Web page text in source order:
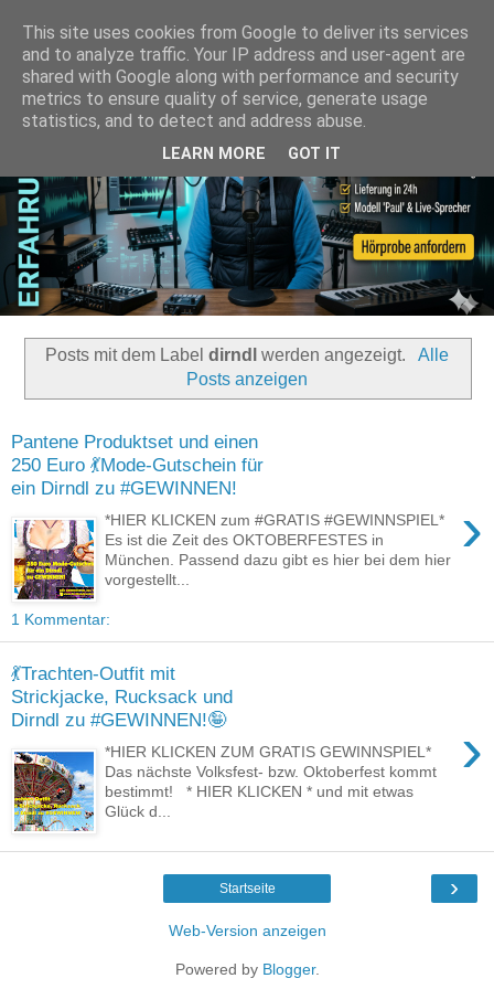
Posts mit dem Labeldirndl werden angezeigt.
Alle
Posts anzeigen
Pantene Produktset und einen
250 Euro 💃Mode-Gutschein für
ein Dirndl zu #GEWINNEN!
›
*HIER KLICKEN zum #GRATIS #GEWINNSPIEL*
Es ist die Zeit des OKTOBERFESTES in
München. Passend dazu gibt es hier bei dem hier
vorgestellt...
1 Kommentar:
💃Trachten-Outfit mit
Strickjacke, Rucksack und
Dirndl zu #GEWINNEN!🤪
›
*HIER KLICKEN ZUM GRATIS GEWINNSPIEL*
Das nächste Volksfest- bzw. Oktoberfest kommt
bestimmt! * HIER KLICKEN * und mit etwas
Glück d...
›
Startseite
Web-Version anzeigen
Powered by Blogger.
This site uses cookies from Google to deliver its services
and to analyze traffic. Your IP address and user-agent are
shared with Google along with performance and security
metrics to ensure quality of service, generate usage
statistics, and to detect and address abuse.
LEARN MORE GOT IT